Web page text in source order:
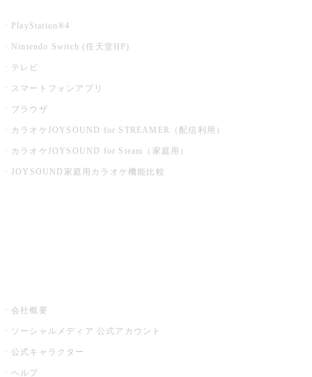
PlayStation®4
Nintendo Switch (任天堂HP)
テレビ
スマートフォンアプリ
ブラウザ
カラオケJOYSOUND for STREAMER（配信利用）
カラオケJOYSOUND for Steam（家庭用）
JOYSOUND家庭用カラオケ機能比較
会社概要
ソーシャルメディア 公式アカウント
公式キャラクター
ヘルプ